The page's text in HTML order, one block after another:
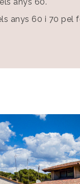
anys 60 i 70